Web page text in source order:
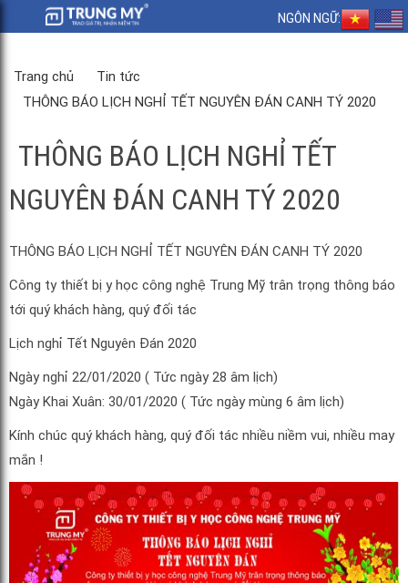
NGÔN NGỮ:
Trang chủ
Tin tức
THÔNG BÁO LỊCH NGHỈ TẾT NGUYÊN ĐÁN CANH TÝ 2020
THÔNG BÁO LỊCH NGHỈ TẾT
NGUYÊN ĐÁN CANH TÝ 2020
THÔNG BÁO LỊCH NGHỈ TẾT NGUYÊN ĐÁN CANH TÝ 2020
Công ty thiết bị y học công nghệ Trung Mỹ trân trọng thông báo
tới quý khách hàng, quý đối tác
Lịch nghỉ Tết Nguyên Đán 2020
Ngày nghỉ 22/01/2020 ( Tức ngày 28 âm lịch)
Ngày Khai Xuân: 30/01/2020 ( Tức ngày mùng 6 âm lịch)
Kính chúc quý khách hàng, quý đối tác nhiều niềm vui, nhiều may
mắn !